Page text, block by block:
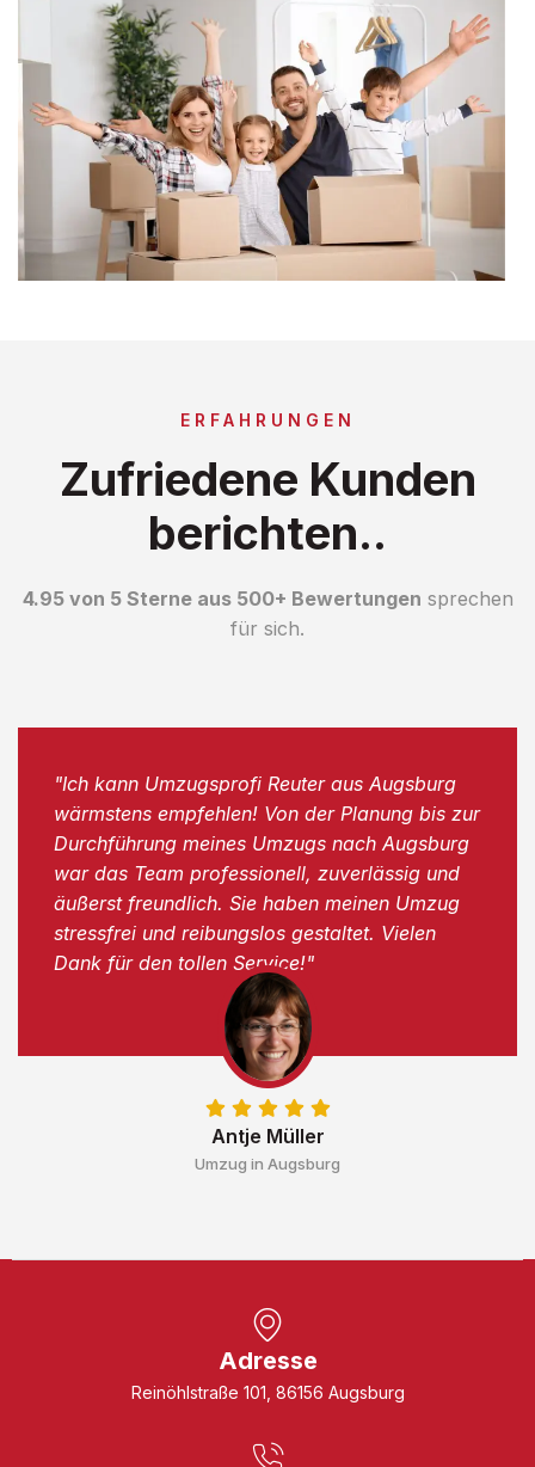
ERFAHRUNGEN
Zufriedene Kunden
berichten..
4.95 von 5 Sterne aus 500+ Bewertungen sprechen
für sich.
Antje Müller
Umzug in Augsburg
"Ich kann Umzugsprofi Reuter aus Augsburg
wärmstens empfehlen! Von der Planung bis zur
Durchführung meines Umzugs nach Augsburg
war das Team professionell, zuverlässig und
äußerst freundlich. Sie haben meinen Umzug
stressfrei und reibungslos gestaltet. Vielen
Dank für den tollen Service!"
Adresse
Reinöhlstraße 101, 86156 Augsburg